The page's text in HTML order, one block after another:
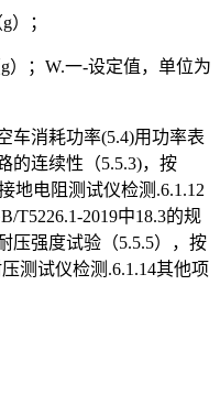
）；
）；W.一-设定值，单位为
车消耗功率(5.4)用功率表
的连续性（5.5.3)，按
地电阻测试仪检测.6.1.12
T5226.1-2019中18.3的规
压强度试验（5.5.5），按
测试仪检测.6.1.14其他项